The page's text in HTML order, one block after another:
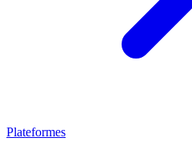
Plateformes